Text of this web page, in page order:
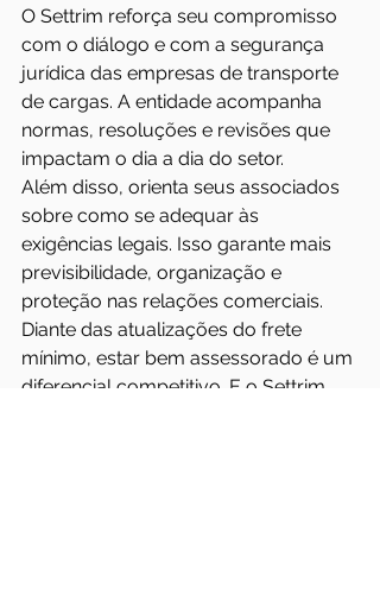
O Settrim reforça seu compromisso
com o diálogo e com a segurança
jurídica das empresas de transporte
de cargas. A entidade acompanha
normas, resoluções e revisões que
impactam o dia a dia do setor.
Além disso, orienta seus associados
sobre como se adequar às
exigências legais. Isso garante mais
previsibilidade, organização e
proteção nas relações comerciais.
Diante das atualizações do frete
mínimo, estar bem assessorado é um
diferencial competitivo. E o Settrim